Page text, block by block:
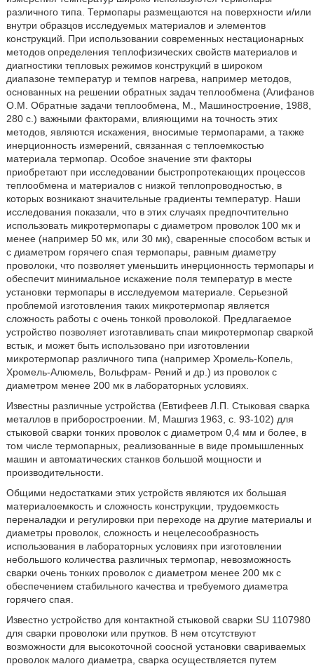
различного типа. Термопары размещаются на поверхности и/или
внутри образцов исследуемых материалов и элементов
конструкций. При использовании современных нестационарных
методов определения теплофизических свойств материалов и
диагностики тепловых режимов конструкций в широком
диапазоне температур и темпов нагрева, например методов,
основанных на решении обратных задач теплообмена (Алифанов
О.М. Обратные задачи теплообмена, М., Машиностроение, 1988,
280 с.) важными факторами, влияющими на точность этих
методов, являются искажения, вносимые термопарами, а также
инерционность измерений, связанная с теплоемкостью
материала термопар. Особое значение эти факторы
приобретают при исследовании быстропротекающих процессов
теплообмена и материалов с низкой теплопроводностью, в
которых возникают значительные градиенты температур. Наши
исследования показали, что в этих случаях предпочтительно
использовать микротермопары с диаметром проволок 100 мк и
менее (например 50 мк, или 30 мк), сваренные способом встык и
с диаметром горячего спая термопары, равным диаметру
проволоки, что позволяет уменьшить инерционность термопары и
обеспечит минимальное искажение поля температур в месте
установки термопары в исследуемом материале. Серьезной
проблемой изготовления таких микротермопар является
сложность работы с очень тонкой проволокой. Предлагаемое
устройство позволяет изготавливать спаи микротермопар сваркой
встык, и может быть использовано при изготовлении
микротермопар различного типа (например Хромель-Копель,
Хромель-Алюмель, Вольфрам- Рений и др.) из проволок с
диаметром менее 200 мк в лабораторных условиях.
Известны различные устройства (Евтифеев Л.П. Стыковая сварка
металлов в приборостроении. М, Машгиз 1963, с. 93-102) для
стыковой сварки тонких проволок с диаметром 0,4 мм и более, в
том числе термопарных, реализованные в виде промышленных
машин и автоматических станков большой мощности и
производительности.
Общими недостатками этих устройств являются их большая
материалоемкость и сложность конструкции, трудоемкость
переналадки и регулировки при переходе на другие материалы и
диаметры проволок, сложность и нецелесообразность
использования в лабораторных условиях при изготовлении
небольшого количества различных термопар, невозможность
сварки очень тонких проволок с диаметром менее 200 мк с
обеспечением стабильного качества и требуемого диаметра
горячего спая.
Известно устройство для контактной стыковой сварки SU 1107980
для сварки проволоки или прутков. В нем отсутствуют
возможности для высокоточной соосной установки свариваемых
проволок малого диаметра, сварка осуществляется путем